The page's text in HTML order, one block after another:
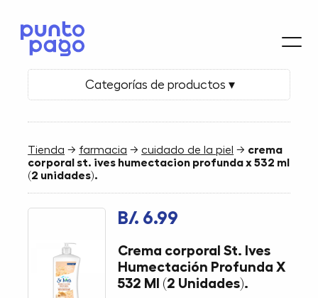
Categorías de productos ▾
Tienda → farmacia →cuidado de la piel → crema
corporal st. ives humectacion profunda x 532 ml
(2 unidades).
B/. 6.99
Crema corporal St. Ives
Humectación Profunda X
532 Ml (2 Unidades).